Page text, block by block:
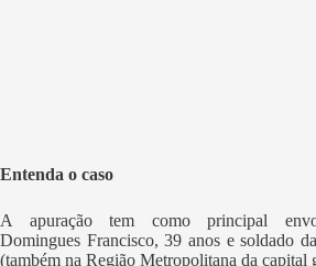
Entenda o caso
A apuração tem como principal
Domingues Francisco, 39 anos e soldado
(também na Região Metropolitana da capital